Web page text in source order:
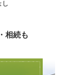
相続も